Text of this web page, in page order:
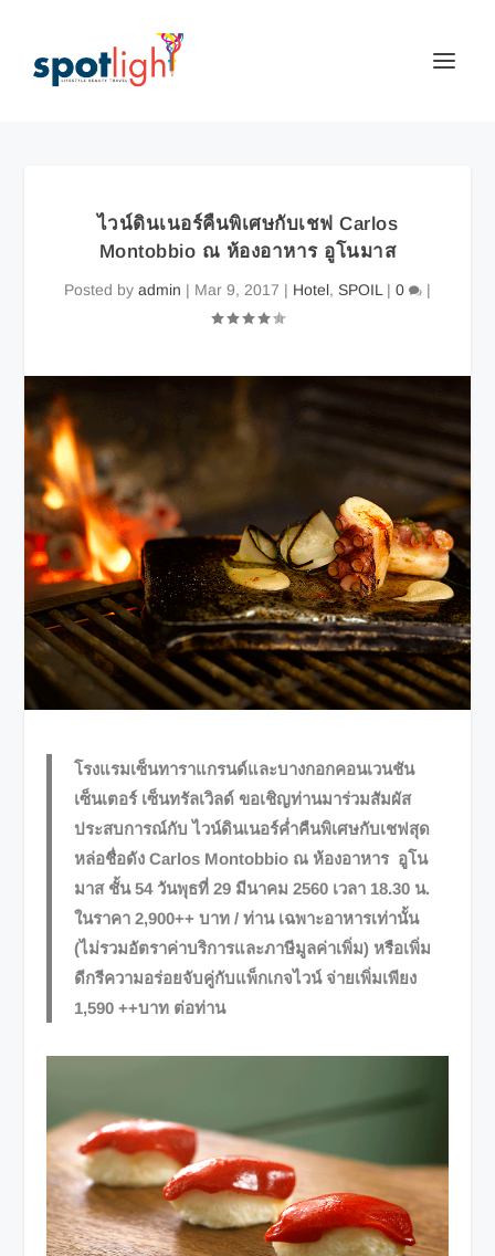
ไวน์ดินเนอร์คืนพิเศษกับเชฟ Carlos
Montobbio ณ ห้องอาหาร อูโนมาส
Posted by admin | Mar 9, 2017 | Hotel, SPOIL | 0 |
โรงแรมเซ็นทาราแกรนด์และบางกอกคอนเวนชัน
เซ็นเตอร์ เซ็นทรัลเวิลด์ ขอเชิญท่านมาร่วมสัมผัส
ประสบการณ์กับ ไวน์ดินเนอร์ค่ำคืนพิเศษกับเชฟสุด
หล่อชื่อดัง Carlos Montobbio ณ ห้องอาหาร อูโน
มาส ชั้น 54 วันพุธที่ 29 มีนาคม 2560 เวลา 18.30 น.
ในราคา 2,900++ บาท / ท่าน เฉพาะอาหารเท่านั้น
(ไม่รวมอัตราค่าบริการและภาษีมูลค่าเพิ่ม) หรือเพิ่ม
ดีกรีความอร่อยจับคู่กับแพ็กเกจไวน์ จ่ายเพิ่มเพียง
1,590 ++บาท ต่อท่าน